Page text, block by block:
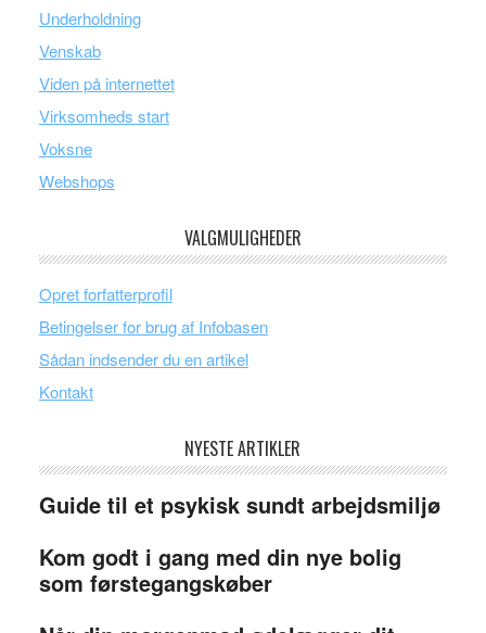
Underholdning
Venskab
Viden på internettet
Virksomheds start
Voksne
Webshops
VALGMULIGHEDER
Opret forfatterprofil
Betingelser for brug af Infobasen
Sådan indsender du en artikel
Kontakt
NYESTE ARTIKLER
Guide til et psykisk sundt arbejdsmiljø
Kom godt i gang med din nye bolig
som førstegangskøber